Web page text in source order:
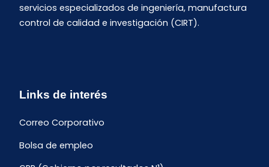
servicios especializados de ingeniería, manufactura
control de calidad e investigación (CIRT).
Links de interés
Correo Corporativo
Bolsa de empleo